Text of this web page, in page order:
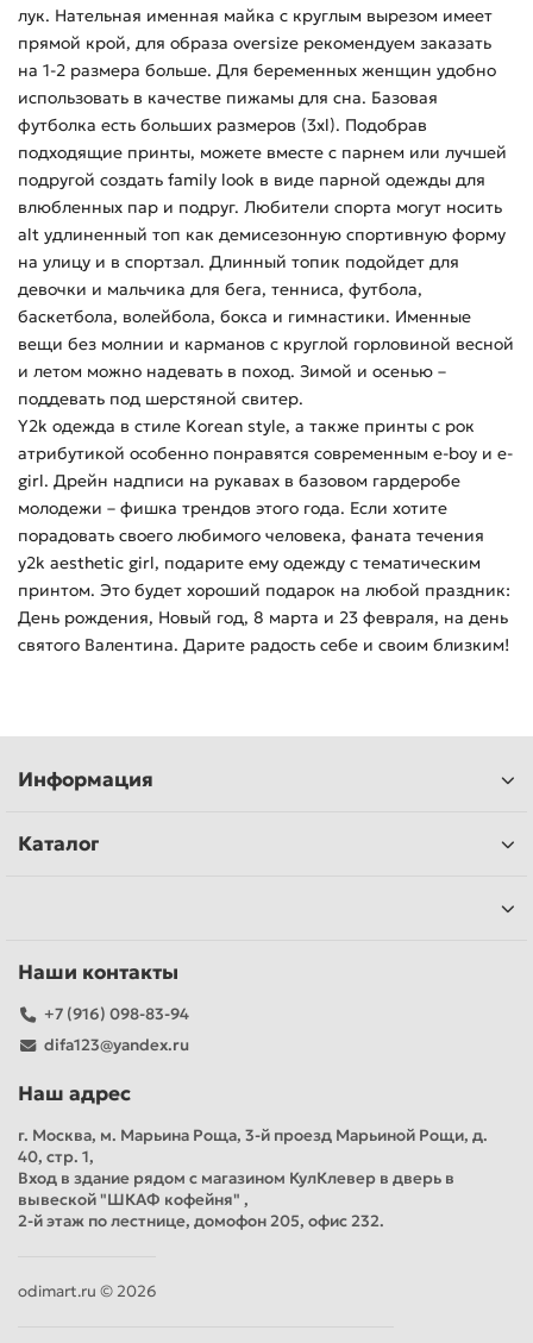
лук. Нательная именная майка с круглым вырезом имеет
прямой крой, для образа oversize рекомендуем заказать
на 1-2 размера больше. Для беременных женщин удобно
использовать в качестве пижамы для сна. Базовая
футболка есть больших размеров (3xl). Подобрав
подходящие принты, можете вместе с парнем или лучшей
подругой создать family look в виде парной одежды для
влюбленных пар и подруг. Любители спорта могут носить
alt удлиненный топ как демисезонную спортивную форму
на улицу и в спортзал. Длинный топик подойдет для
девочки и мальчика для бега, тенниса, футбола,
баскетбола, волейбола, бокса и гимнастики. Именные
вещи без молнии и карманов с круглой горловиной весной
и летом можно надевать в поход. Зимой и осенью –
поддевать под шерстяной свитер.
Y2k одежда в стиле Korean style, а также принты с рок
атрибутикой особенно понравятся современным e-boy и e-
girl. Дрейн надписи на рукавах в базовом гардеробе
молодежи – фишка трендов этого года. Если хотите
порадовать своего любимого человека, фаната течения
y2k aesthetic girl, подарите ему одежду с тематическим
принтом. Это будет хороший подарок на любой праздник:
День рождения, Новый год, 8 марта и 23 февраля, на день
святого Валентина. Дарите радость себе и своим близким!
Информация
Каталог
Наши контакты
+7 (916) 098-83-94
difa123@yandex.ru
Наш адрес
г. Москва, м. Марьина Роща, 3-й проезд Марьиной Рощи, д.
40, стр. 1,
Вход в здание рядом с магазином КулКлевер в дверь в
вывеской "ШКАФ кофейня" ,
2-й этаж по лестнице, домофон 205, офис 232.
odimart.ru © 2026